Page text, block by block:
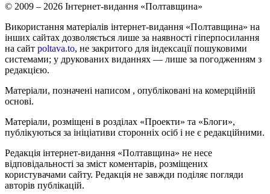
© 2009 – 2026 Інтернет-видання «Полтавщина»
Використання матеріалів інтернет-видання «Полтавщина» на
інших сайтах дозволяється лише за наявності гіперпосилання
на сайт poltava.to, не закритого для індексації пошуковими
системами; у друкованих виданнях — лише за погодженням з
редакцією.
Матеріали, позначені написом , опубліковані на комерційній
основі.
Матеріали, розміщені в розділах «Проекти» та «Блоги»,
публікуються за ініціативи сторонніх осіб і не є редакційними.
Редакція інтернет-видання «Полтавщина» не несе
відповідальності за зміст коментарів, розміщених
користувачами сайту. Редакція не завжди поділяє погляди
авторів публікацій.